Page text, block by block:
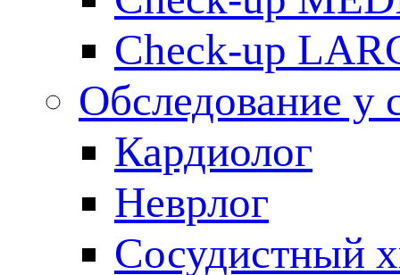
Check-up
Обследование у
Кардиолог
Неврлог
Сосудистный